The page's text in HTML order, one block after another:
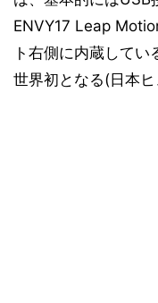
ENVY17 Leap
ト右側に内蔵して
世界初となる(日本ヒ